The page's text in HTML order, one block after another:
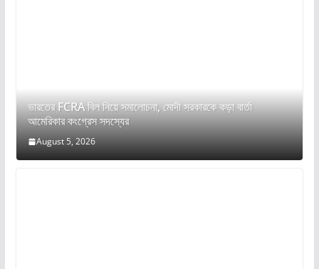
ভারতের FCRA বিল নিয়ে সমালোচনা, মোদী সরকারকে কড়া বার্তা
আমেরিকার কংগ্রেস সদস্যের
August 5, 2026